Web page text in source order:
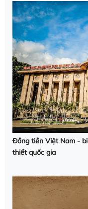
Đồng tiền Việt Nam -
thiết quốc gia